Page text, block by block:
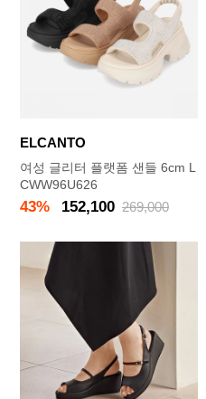
ELCANTO
여성 글리터 플랫폼 샌들 6cm L
CWW96U626
43% 152,100 269,000